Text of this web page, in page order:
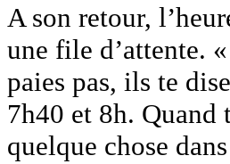
A son retour,
une file d’attente.
paies pas, ils te
7h40 et 8h. Quand
quelque chose